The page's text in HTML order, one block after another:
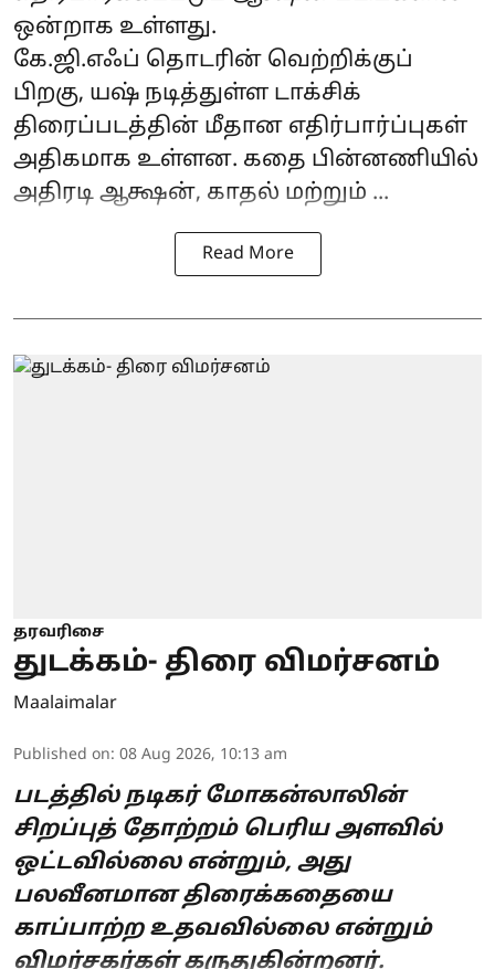
ஒன்றாக உள்ளது.
கே.ஜி.எஃப் தொடரின் வெற்றிக்குப்
பிறகு, யஷ் நடித்துள்ள டாக்சிக்
திரைப்படத்தின் மீதான எதிர்பார்ப்புகள்
அதிகமாக உள்ளன. கதை பின்னணியில்
அதிரடி ஆக்ஷன், காதல் மற்றும் ...
Read More
தரவரிசை
துடக்கம்- திரை விமர்சனம்
Maalaimalar
Published on: 08 Aug 2026, 10:13 am
படத்தில் நடிகர் மோகன்லாலின்
சிறப்புத் தோற்றம் பெரிய அளவில்
ஒட்டவில்லை என்றும், அது
பலவீனமான திரைக்கதையை
காப்பாற்ற உதவவில்லை என்றும்
விமர்சகர்கள் கருதுகின்றனர்.